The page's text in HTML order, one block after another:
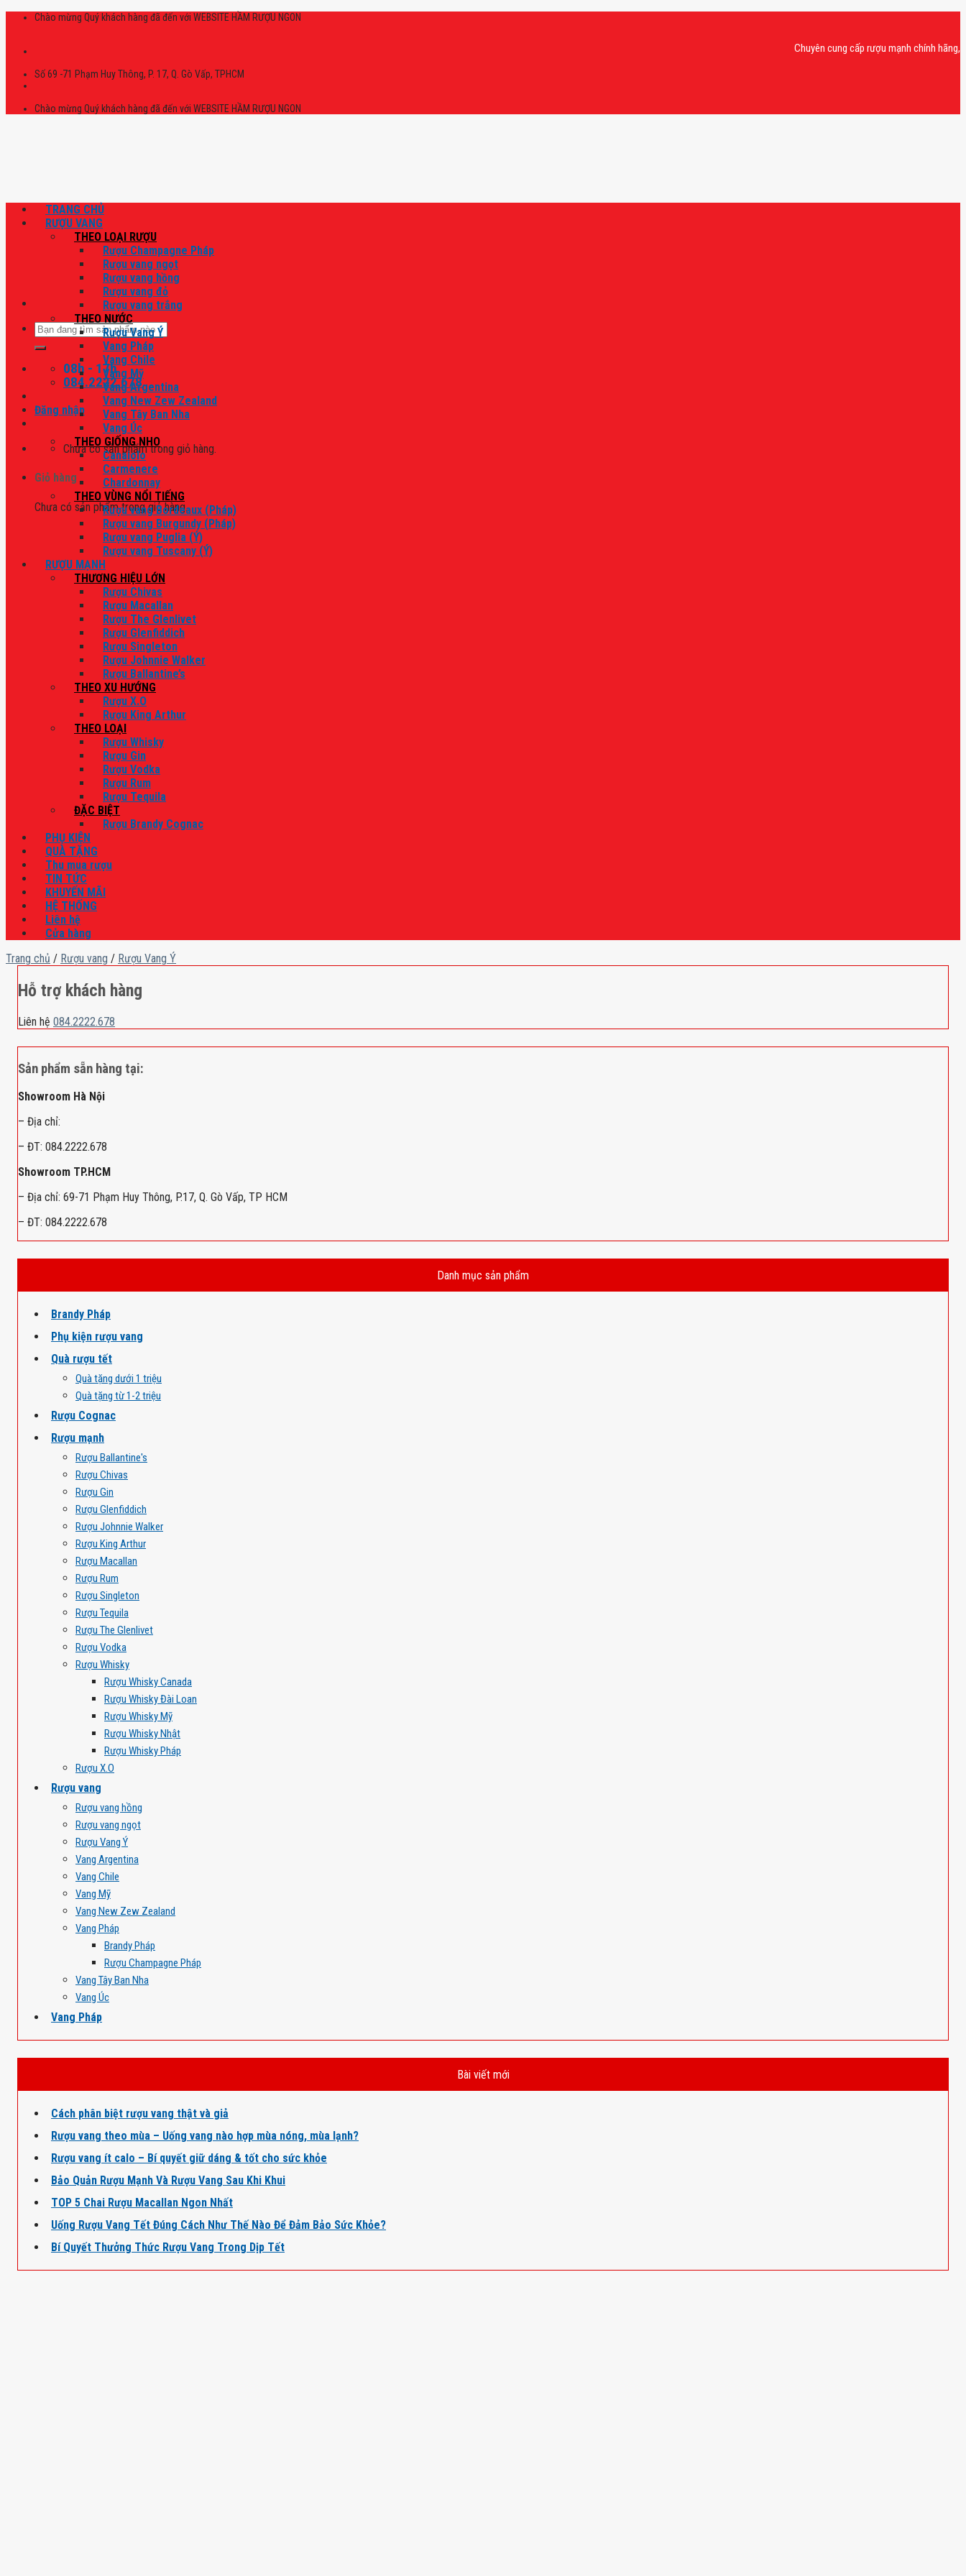
Skip
Chào mừng Quý khách hàng đã đến với WEBSITE HẦM RƯỢU NGON
Chuyên cung cấp rượu mạnh chính hãng, rượu
Số 69 -71 Phạm Huy Thông, P. 17, Q. Gò Vấp, TPHCM
Chào mừng Quý khách hàng đã đến với WEBSITE HẦM RƯỢU NGON
Tìm
kiếm:
08h - 17h
084.2222.678
Đăng nhập
Chưa có sản phẩm trong giỏ hàng.
Giỏ hàng
Chưa có sản phẩm trong giỏ hàng.
TRANG CHỦ
RƯỢU VANG
THEO LOẠI RƯỢU
Rượu Champagne Pháp
Rượu vang ngọt
Rượu vang hồng
Rượu vang đỏ
Rượu vang trắng
THEO NƯỚC
Rượu Vang Ý
Vang Pháp
Vang Chile
Vang Mỹ
Vang Argentina
Vang New Zew Zealand
Vang Tây Ban Nha
Vang Úc
THEO GIỐNG NHO
Canaiolo
Carmenere
Chardonnay
THEO VÙNG NỔI TIẾNG
Rượu vang Bordeaux (Pháp)
Rượu vang Burgundy (Pháp)
Rượu vang Puglia (Ý)
Rượu vang Tuscany (Ý)
RƯỢU MẠNH
THƯƠNG HIỆU LỚN
Rượu Chivas
Rượu Macallan
Rượu The Glenlivet
Rượu Glenfiddich
Rượu Singleton
Rượu Johnnie Walker
Rượu Ballantine’s
THEO XU HƯỚNG
Rượu X.O
Rượu King Arthur
THEO LOẠI
Rượu Whisky
Rượu Gin
Rượu Vodka
Rượu Rum
Rượu Tequila
ĐẶC BIỆT
Rượu Brandy Cognac
PHỤ KIỆN
QUÀ TẶNG
Thu mua rượu
TIN TỨC
KHUYẾN MÃI
HỆ THỐNG
Liên hệ
Cửa hàng
Trang chủ / Rượu vang / Rượu Vang Ý
Hỗ trợ khách hàng
Liên hệ 084.2222.678
Sản phẩm sẵn hàng tại:
Showroom Hà Nội
– Địa chỉ:
– ĐT: 084.2222.678
Showroom TP.HCM
– Địa chỉ: 69-71 Phạm Huy Thông, P.17, Q. Gò Vấp, TP HCM
– ĐT: 084.2222.678
Danh mục sản phẩm
Brandy Pháp
Phụ kiện rượu vang
Quà rượu tết
Quà tặng dưới 1 triệu
Quà tặng từ 1-2 triệu
Rượu Cognac
Rượu mạnh
Rượu Ballantine's
Rượu Chivas
Rượu Gin
Rượu Glenfiddich
Rượu Johnnie Walker
Rượu King Arthur
Rượu Macallan
Rượu Rum
Rượu Singleton
Rượu Tequila
Rượu The Glenlivet
Rượu Vodka
Rượu Whisky
Rượu Whisky Canada
Rượu Whisky Đài Loan
Rượu Whisky Mỹ
Rượu Whisky Nhật
Rượu Whisky Pháp
Rượu X.O
Rượu vang
Rượu vang hồng
Rượu vang ngọt
Rượu Vang Ý
Vang Argentina
Vang Chile
Vang Mỹ
Vang New Zew Zealand
Vang Pháp
Brandy Pháp
Rượu Champagne Pháp
Vang Tây Ban Nha
Vang Úc
Vang Pháp
Bài viết mới
Cách phân biệt rượu vang thật và giả
Rượu vang theo mùa – Uống vang nào hợp mùa nóng, mùa lạnh?
Rượu vang ít calo – Bí quyết giữ dáng & tốt cho sức khỏe
Bảo Quản Rượu Mạnh Và Rượu Vang Sau Khi Khui
TOP 5 Chai Rượu Macallan Ngon Nhất
Uống Rượu Vang Tết Đúng Cách Như Thế Nào Để Đảm Bảo Sức Khỏe?
Bí Quyết Thưởng Thức Rượu Vang Trong Dịp Tết